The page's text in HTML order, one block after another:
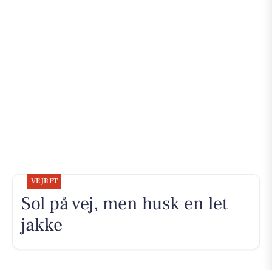
VEJRET
Sol på vej, men husk en let
jakke